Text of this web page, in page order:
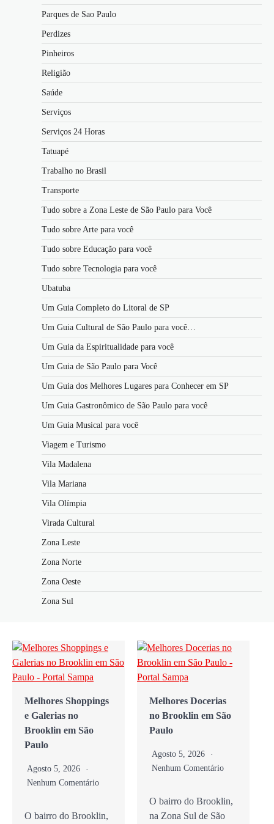
Parques de Sao Paulo
Perdizes
Pinheiros
Religião
Saúde
Serviços
Serviços 24 Horas
Tatuapé
Trabalho no Brasil
Transporte
Tudo sobre a Zona Leste de São Paulo para Você
Tudo sobre Arte para você
Tudo sobre Educação para você
Tudo sobre Tecnologia para você
Ubatuba
Um Guia Completo do Litoral de SP
Um Guia Cultural de São Paulo para você…
Um Guia da Espiritualidade para você
Um Guia de São Paulo para Você
Um Guia dos Melhores Lugares para Conhecer em SP
Um Guia Gastronômico de São Paulo para você
Um Guia Musical para você
Viagem e Turismo
Vila Madalena
Vila Mariana
Vila Olímpia
Virada Cultural
Zona Leste
Zona Norte
Zona Oeste
Zona Sul
Melhores Shoppings
e Galerias no
Brooklin em São
Paulo
Agosto 5, 2026
Nenhum Comentário
O bairro do Brooklin,
Melhores Docerias
no Brooklin em São
Paulo
Agosto 5, 2026
Nenhum Comentário
O bairro do Brooklin,
na Zona Sul de São